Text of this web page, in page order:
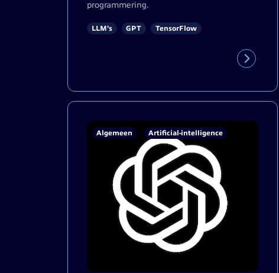
programmering.
LLM's GPT TensorFlow
Algemeen Artificial-intelligence